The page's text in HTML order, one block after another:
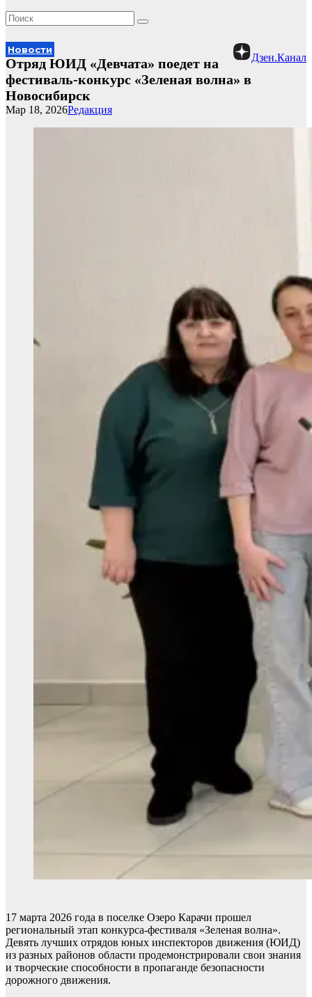
Новости
Дзен.Канал
Отряд ЮИД «Девчата» поедет на
фестиваль-конкурс «Зеленая волна» в
Новосибирск
Редакция
Мар 18, 2026
17 марта 2026 года в поселке Озеро Карачи прошел
региональный этап конкурса-фестиваля «Зеленая волна».
Девять лучших отрядов юных инспекторов движения (ЮИД)
из разных районов области продемонстрировали свои знания
и творческие способности в пропаганде безопасности
дорожного движения.